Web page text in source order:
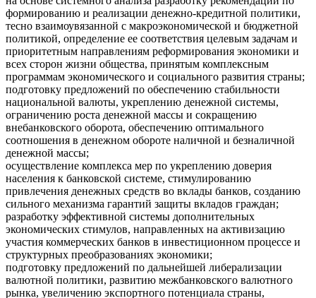
формированию и реализации денежно-кредитной политики,
тесно взаимоувязанной с макроэкономической и бюджетной
политикой, определение ее соответствия целевым задачам и
приоритетным направлениям реформирования экономики и
всех сторон жизни общества, принятым комплексным
программам экономического и социального развития страны;
подготовку предложений по обеспечению стабильности
национальной валюты, укреплению денежной системы,
ограничению роста денежной массы и сокращению
внебанковского оборота, обеспечению оптимального
соотношения в денежном обороте наличной и безналичной
денежной массы;
осуществление комплекса мер по укреплению доверия
населения к банковской системе, стимулированию
привлечения денежных средств во вклады банков, созданию
сильного механизма гарантий защиты вкладов граждан;
разработку эффективной системы дополнительных
экономических стимулов, направленных на активизацию
участия коммерческих банков в инвестиционном процессе и
структурных преобразованиях экономики;
подготовку предложений по дальнейшей либерализации
валютной политики, развитию межбанковского валютного
рынка, увеличению экспортного потенциала страны,